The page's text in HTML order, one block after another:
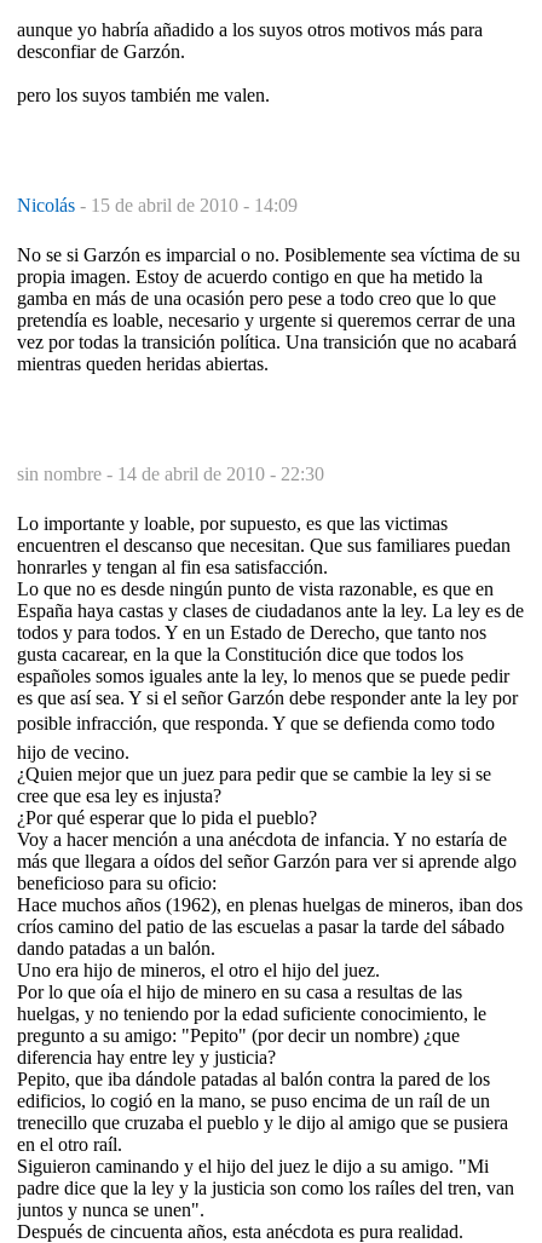
aunque yo habría añadido a los suyos otros motivos más para
desconfiar de Garzón.
pero los suyos también me valen.
Nicolás - 15 de abril de 2010 - 14:09
No se si Garzón es imparcial o no. Posiblemente sea víctima de su
propia imagen. Estoy de acuerdo contigo en que ha metido la
gamba en más de una ocasión pero pese a todo creo que lo que
pretendía es loable, necesario y urgente si queremos cerrar de una
vez por todas la transición política. Una transición que no acabará
mientras queden heridas abiertas.
sin nombre - 14 de abril de 2010 - 22:30
Lo importante y loable, por supuesto, es que las victimas
encuentren el descanso que necesitan. Que sus familiares puedan
honrarles y tengan al fin esa satisfacción.
Lo que no es desde ningún punto de vista razonable, es que en
España haya castas y clases de ciudadanos ante la ley. La ley es de
todos y para todos. Y en un Estado de Derecho, que tanto nos
gusta cacarear, en la que la Constitución dice que todos los
españoles somos iguales ante la ley, lo menos que se puede pedir
es que así sea. Y si el señor Garzón debe responder ante la ley por
posible infracción, que responda. Y que se defienda como todo
hijo de vecino.
¿Quien mejor que un juez para pedir que se cambie la ley si se
cree que esa ley es injusta?
¿Por qué esperar que lo pida el pueblo?
Voy a hacer mención a una anécdota de infancia. Y no estaría de
más que llegara a oídos del señor Garzón para ver si aprende algo
beneficioso para su oficio:
Hace muchos años (1962), en plenas huelgas de mineros, iban dos
críos camino del patio de las escuelas a pasar la tarde del sábado
dando patadas a un balón.
Uno era hijo de mineros, el otro el hijo del juez.
Por lo que oía el hijo de minero en su casa a resultas de las
huelgas, y no teniendo por la edad suficiente conocimiento, le
pregunto a su amigo: "Pepito" (por decir un nombre) ¿que
diferencia hay entre ley y justicia?
Pepito, que iba dándole patadas al balón contra la pared de los
edificios, lo cogió en la mano, se puso encima de un raíl de un
trenecillo que cruzaba el pueblo y le dijo al amigo que se pusiera
en el otro raíl.
Siguieron caminando y el hijo del juez le dijo a su amigo. "Mi
padre dice que la ley y la justicia son como los raíles del tren, van
juntos y nunca se unen".
Después de cincuenta años, esta anécdota es pura realidad.